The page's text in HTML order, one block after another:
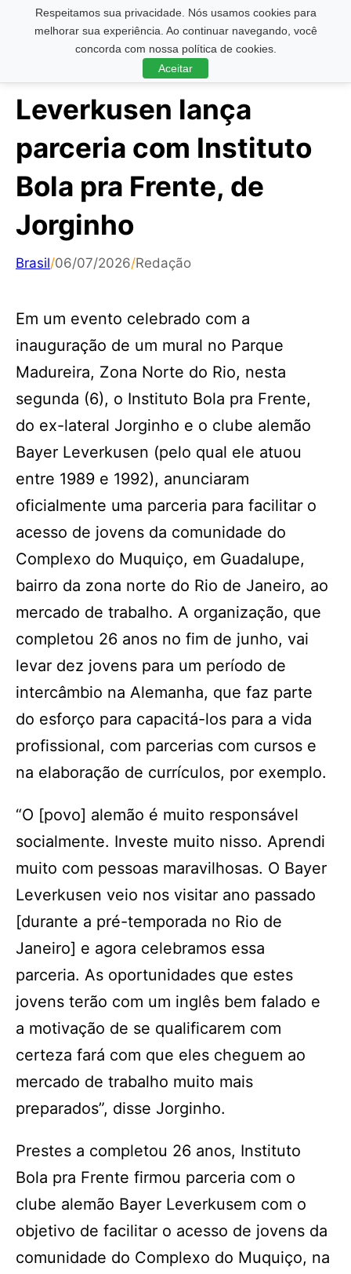
Respeitamos sua privacidade. Nós usamos cookies para
melhorar sua experiência. Ao continuar navegando, você
concorda com nossa política de cookies.
Aceitar
Pesquisar ...
Leverkusen lança
parceria com Instituto
Bola pra Frente, de
Jorginho
Brasil/06/07/2026/Redação
Em um evento celebrado com a
inauguração de um mural no Parque
Madureira, Zona Norte do Rio, nesta
segunda (6), o Instituto Bola pra Frente,
do ex-lateral Jorginho e o clube alemão
Bayer Leverkusen (pelo qual ele atuou
entre 1989 e 1992), anunciaram
oficialmente uma parceria para facilitar o
acesso de jovens da comunidade do
Complexo do Muquiço, em Guadalupe,
bairro da zona norte do Rio de Janeiro, ao
mercado de trabalho. A organização, que
completou 26 anos no fim de junho, vai
levar dez jovens para um período de
intercâmbio na Alemanha, que faz parte
do esforço para capacitá-los para a vida
profissional, com parcerias com cursos e
na elaboração de currículos, por exemplo.
“O [povo] alemão é muito responsável
socialmente. Investe muito nisso. Aprendi
muito com pessoas maravilhosas. O Bayer
Leverkusen veio nos visitar ano passado
[durante a pré-temporada no Rio de
Janeiro] e agora celebramos essa
parceria. As oportunidades que estes
jovens terão com um inglês bem falado e
a motivação de se qualificarem com
certeza fará com que eles cheguem ao
mercado de trabalho muito mais
preparados”, disse Jorginho.
Prestes a completou 26 anos, Instituto
Bola pra Frente firmou parceria com o
clube alemão Bayer Leverkusem com o
objetivo de facilitar o acesso de jovens da
comunidade do Complexo do Muquiço, na